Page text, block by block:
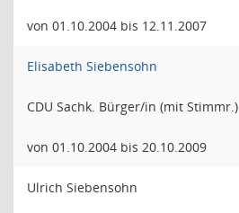
von 01.10.2004 bis 12.11.2007
Elisabeth Siebensohn
CDU Sachk. Bürger/in (mit Stimmr.)
von 01.10.2004 bis 20.10.2009
Ulrich Siebensohn